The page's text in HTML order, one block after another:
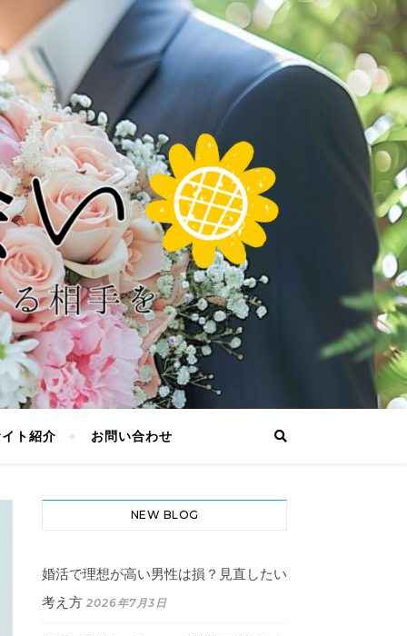
ト紹介 お問い合わせ
NEW BLOG
婚活で理想が高い男性は損？見直したい
考え方 2026年7月3日